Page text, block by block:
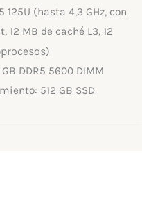
(hasta 4,3 GHz, con
MB de caché L3, 12
DDR5 5600 DIMM
512 GB SSD